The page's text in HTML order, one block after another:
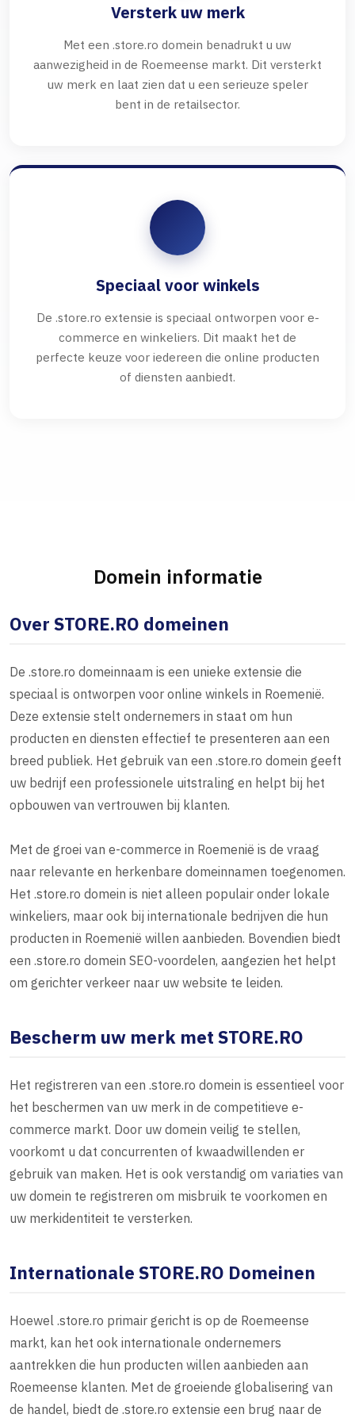
Versterk uw merk
Met een .store.ro domein benadrukt u uw
aanwezigheid in de Roemeense markt. Dit versterkt
uw merk en laat zien dat u een serieuze speler
bent in de retailsector.
Speciaal voor winkels
De .store.ro extensie is speciaal ontworpen voor e-
commerce en winkeliers. Dit maakt het de
perfecte keuze voor iedereen die online producten
of diensten aanbiedt.
Domein informatie
Over STORE.RO domeinen
De .store.ro domeinnaam is een unieke extensie die
speciaal is ontworpen voor online winkels in Roemenië.
Deze extensie stelt ondernemers in staat om hun
producten en diensten effectief te presenteren aan een
breed publiek. Het gebruik van een .store.ro domein geeft
uw bedrijf een professionele uitstraling en helpt bij het
opbouwen van vertrouwen bij klanten.
Met de groei van e-commerce in Roemenië is de vraag
naar relevante en herkenbare domeinnamen toegenomen.
Het .store.ro domein is niet alleen populair onder lokale
winkeliers, maar ook bij internationale bedrijven die hun
producten in Roemenië willen aanbieden. Bovendien biedt
een .store.ro domein SEO-voordelen, aangezien het helpt
om gerichter verkeer naar uw website te leiden.
Bescherm uw merk met STORE.RO
Het registreren van een .store.ro domein is essentieel voor
het beschermen van uw merk in de competitieve e-
commerce markt. Door uw domein veilig te stellen,
voorkomt u dat concurrenten of kwaadwillenden er
gebruik van maken. Het is ook verstandig om variaties van
uw domein te registreren om misbruik te voorkomen en
uw merkidentiteit te versterken.
Internationale STORE.RO Domeinen
Hoewel .store.ro primair gericht is op de Roemeense
markt, kan het ook internationale ondernemers
aantrekken die hun producten willen aanbieden aan
Roemeense klanten. Met de groeiende globalisering van
de handel, biedt de .store.ro extensie een brug naar de